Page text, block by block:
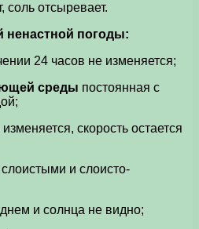
соль отсыревает.
ненастной погоды:
24 часов не изменяется;
среды постоянная с
скорость остается
и слоисто-
и солнца не видно;